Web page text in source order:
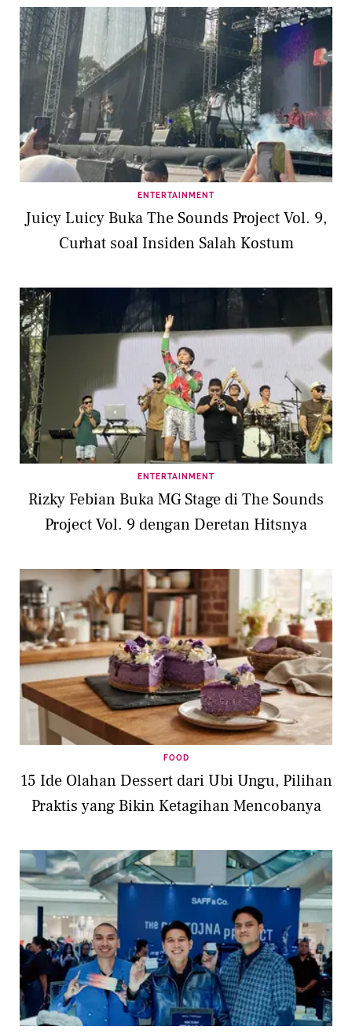
ENTERTAINMENT
Juicy Luicy Buka The Sounds Project Vol. 9,
Curhat soal Insiden Salah Kostum
ENTERTAINMENT
Rizky Febian Buka MG Stage di The Sounds
Project Vol. 9 dengan Deretan Hitsnya
FOOD
15 Ide Olahan Dessert dari Ubi Ungu, Pilihan
Praktis yang Bikin Ketagihan Mencobanya